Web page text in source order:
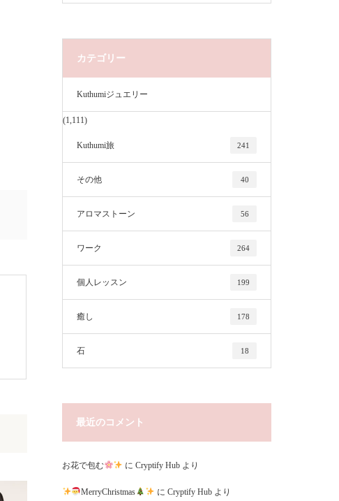
カテゴリー
Kuthumiジュエリー
(1,111)
Kuthumi旅 241
その他 40
アロマストーン 56
ワーク 264
個人レッスン 199
癒し 178
石 18
最近のコメント
お花で包む にCryptify Hub より
MerryChristmas に Cryptify Hubより